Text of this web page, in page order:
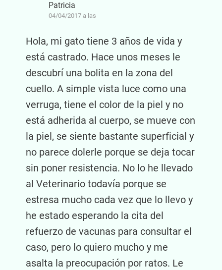
Patricia
04/04/2017 a las
Hola, mi gato tiene 3 años de vida y
está castrado. Hace unos meses le
descubrí una bolita en la zona del
cuello. A simple vista luce como una
verruga, tiene el color de la piel y no
está adherida al cuerpo, se mueve con
la piel, se siente bastante superficial y
no parece dolerle porque se deja tocar
sin poner resistencia. No lo he llevado
al Veterinario todavía porque se
estresa mucho cada vez que lo llevo y
he estado esperando la cita del
refuerzo de vacunas para consultar el
caso, pero lo quiero mucho y me
asalta la preocupación por ratos. Le